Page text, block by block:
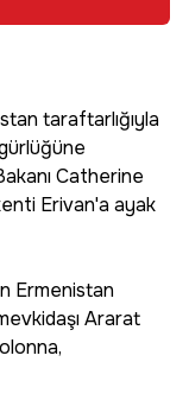
taraftarlığıyla
Catherine
Erivan'a ayak
Ermenistan
Ararat